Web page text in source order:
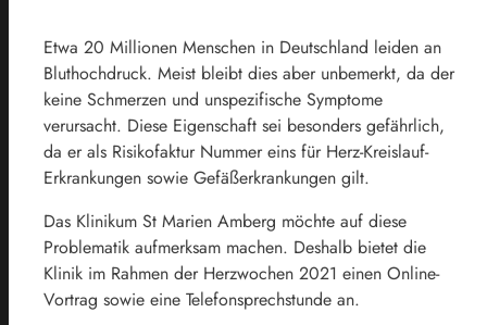
Etwa 20 Millionen Menschen in Deutschland leiden an
Bluthochdruck. Meist bleibt dies aber unbemerkt, da der
keine Schmerzen und unspezifische Symptome
verursacht. Diese Eigenschaft sei besonders gefährlich,
da er als Risikofaktur Nummer eins für Herz-Kreislauf-
Erkrankungen sowie Gefäßerkrankungen gilt.
Das Klinikum St Marien Amberg möchte auf diese
Problematik aufmerksam machen. Deshalb bietet die
Klinik im Rahmen der Herzwochen 2021 einen Online-
Vortrag sowie eine Telefonsprechstunde an.